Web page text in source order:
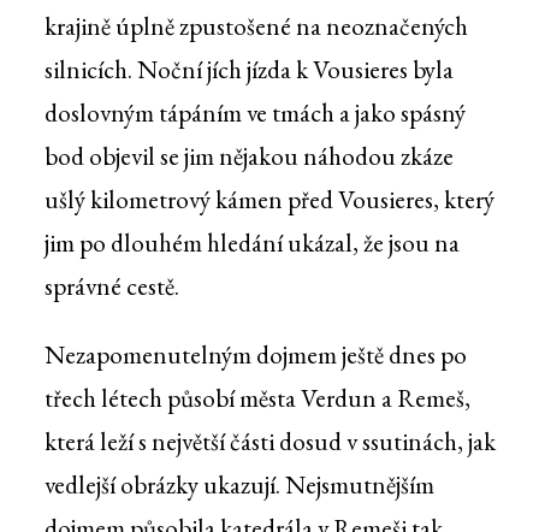
krajině úplně zpustošené na neoznačených
silnicích. Noční jích jízda k Vousieres byla
doslovným tápáním ve tmách a jako spásný
bod objevil se jim nějakou náhodou zkáze
ušlý kilometrový kámen před Vousieres, který
jim po dlouhém hledání ukázal, že jsou na
správné cestě.
Nezapomenutelným dojmem ještě dnes po
třech létech působí města Verdun a Remeš,
která leží s největší části dosud v ssutinách, jak
vedlejší obrázky ukazují. Nejsmutnějším